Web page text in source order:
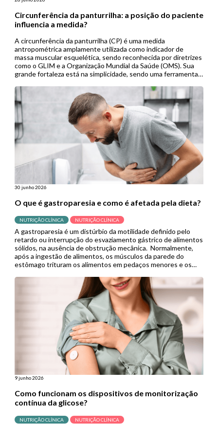
Circunferência da panturrilha: a posição do paciente
influencia a medida?
A circunferência da panturrilha (CP) é uma medida
antropométrica amplamente utilizada como indicador de
massa muscular esquelética, sendo reconhecida por diretrizes
como o GLIM e a Organização Mundial da Saúde (OMS). Sua
grande fortaleza está na simplicidade, sendo uma ferramenta
útil em contextos de menor […]
30 junho 2026
O que é gastroparesia e como é afetada pela dieta?
NUTRIÇÃO CLÍNICA NUTRIÇÃO CLÍNICA
A gastroparesia é um distúrbio da motilidade definido pelo
retardo ou interrupção do esvaziamento gástrico de alimentos
sólidos, na ausência de obstrução mecânica. Normalmente,
após a ingestão de alimentos, os músculos da parede do
estômago trituram os alimentos em pedaços menores e os
Porém, quando se […]
9 junho 2026
Como funcionam os dispositivos de monitorização
contínua da glicose?
NUTRIÇÃO CLÍNICA NUTRIÇÃO CLÍNICA